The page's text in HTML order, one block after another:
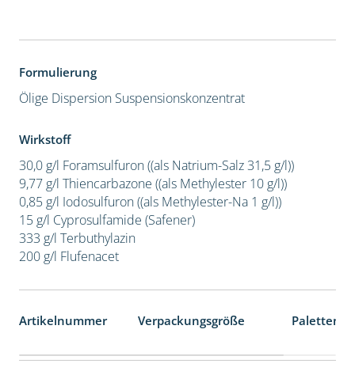
Formulierung
Ölige Dispersion Suspensionskonzentrat
Wirkstoff
30,0 g/l Foramsulfuron ((als Natrium-Salz 31,5 g/l))
9,77 g/l Thiencarbazone ((als Methylester 10 g/l))
0,85 g/l Iodosulfuron ((als Methylester-Na 1 g/l))
15 g/l Cyprosulfamide (Safener)
333 g/l Terbuthylazin
200 g/l Flufenacet
Artikelnummer Verpackungsgröße